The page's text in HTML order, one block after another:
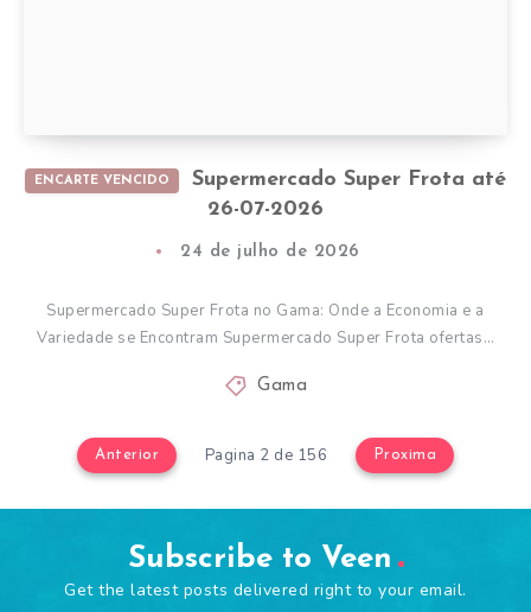
ENCARTE VENCIDO
Supermercado Super Frota até
26-07-2026
24 de julho de 2026
Supermercado Super Frota no Gama: Onde a Economia e a
Variedade se Encontram Supermercado Super Frota ofertas…
Gama
Anterior Pagina 2 de 156 Proxima
Subscribe to Veen
Get the latest posts delivered right to your email.